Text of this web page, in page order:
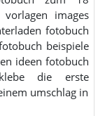
images
fotobuch
beispiele
ideen fotobuch
die erste
umschlag in